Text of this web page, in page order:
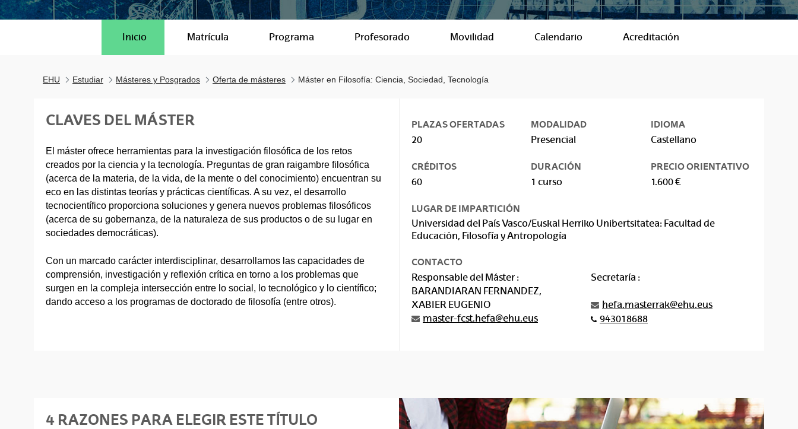
Inicio Matrícula Programa Profesorado Movilidad Calendario Acreditación
EHU Estudiar Másteres y Posgrados Oferta de másteres Máster en Filosofía: Ciencia, Sociedad, Tecnología
CLAVES DEL MÁSTER
El máster ofrece herramientas para la investigación filosófica de los retos
creados por la ciencia y la tecnología. Preguntas de gran raigambre filosófica
(acerca de la materia, de la vida, de la mente o del conocimiento) encuentran su
eco en las distintas teorías y prácticas científicas. A su vez, el desarrollo
tecnocientífico proporciona soluciones y genera nuevos problemas filosóficos
(acerca de su gobernanza, de la naturaleza de sus productos o de su lugar en
sociedades democráticas).
Con un marcado carácter interdisciplinar, desarrollamos las capacidades de
comprensión, investigación y reflexión crítica en torno a los problemas que
surgen en la compleja intersección entre lo social, lo tecnológico y lo científico;
dando acceso a los programas de doctorado de filosofía (entre otros).
PLAZAS OFERTADAS
20
MODALIDAD
Presencial
IDIOMA
Castellano
CRÉDITOS
60
DURACIÓN
1 curso
PRECIO ORIENTATIVO
1.600 €
LUGAR DE IMPARTICIÓN
Universidad del País Vasco/Euskal Herriko Unibertsitatea: Facultad de
Educación, Filosofía y Antropología
CONTACTO
Responsable del Máster :
BARANDIARAN FERNANDEZ,
XABIER EUGENIO
master-fcst.hefa@ehu.eus
Secretaría :
hefa.masterrak@ehu.eus
943018688
4 RAZONES PARA ELEGIR ESTE TÍTULO